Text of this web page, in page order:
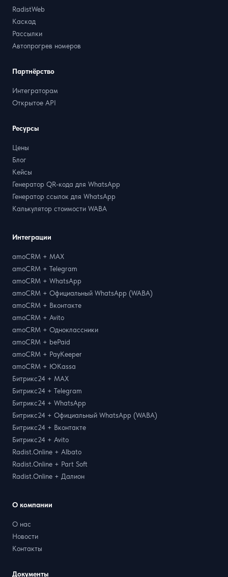
Интеграции
amoCRM + MAX
amoCRM + Telegram
amoCRM + WhatsApp
amoCRM + Официальный WhatsApp (WABA)
amoCRM + Вконтакте
amoCRM + Avito
amoCRM + Одноклассники
amoCRM + bePaid
amoCRM + PayKeeper
amoCRM + ЮKassa
Битрикс24 + MAX
Битрикс24 + Telegram
Битрикс24 + WhatsApp
Битрикс24 + Официальный WhatsApp (WABA)
Битрикс24 + Вконтакте
Битрикс24 + Avito
Radist.Online + Albato
Radist.Online + Part Soft
Radist.Online + Далион
RadistWeb
Каскад
Рассылки
Автопрогрев номеров
Партнёрство
Интеграторам
Открытое API
Ресурсы
Цены
Блог
Кейсы
Генератор QR-кода для WhatsApp
Генератор ссылок для WhatsApp
Калькулятор стоимости WABA
О компании
О нас
Новости
Контакты
Документы